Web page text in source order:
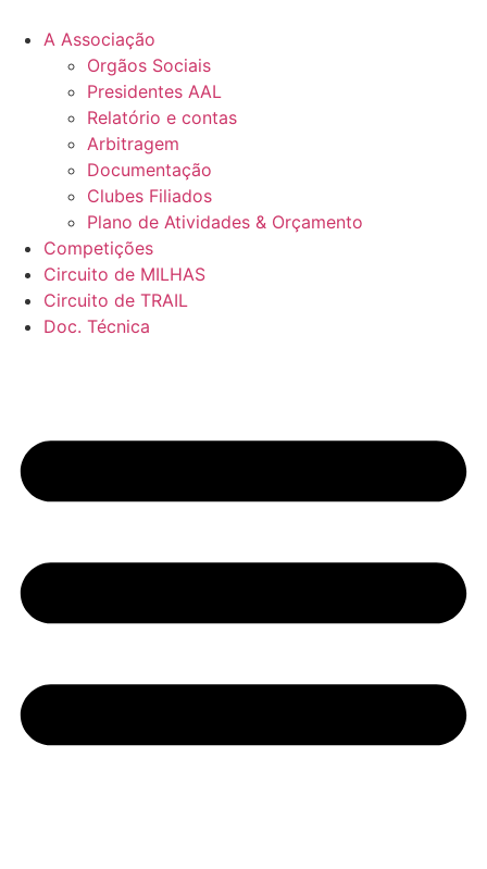
para
conteúdo
A Associação
Orgãos Sociais
Presidentes AAL
Relatório e contas
Arbitragem
Documentação
Clubes Filiados
Plano de Atividades & Orçamento
Competições
Circuito de MILHAS
Circuito de TRAIL
Doc. Técnica